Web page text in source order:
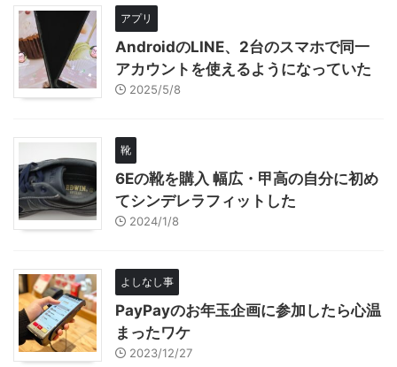
アプリ
AndroidのLINE、2台のスマホで同一
アカウントを使えるようになっていた
2025/5/8
靴
6Eの靴を購入 幅広・甲高の自分に初め
てシンデレラフィットした
2024/1/8
よしなし事
PayPayのお年玉企画に参加したら心温
まったワケ
2023/12/27